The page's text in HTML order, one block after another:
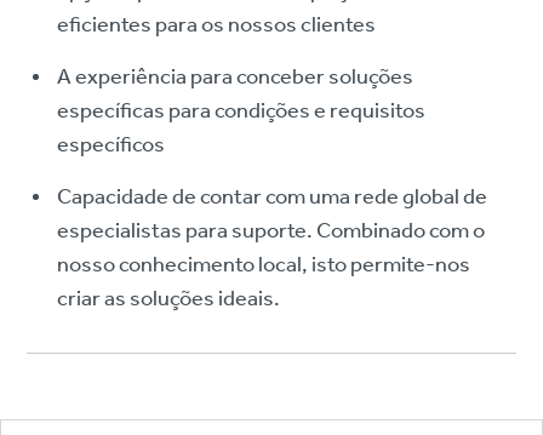
eficientes para os nossos clientes
A experiência para conceber soluções
específicas para condições e requisitos
específicos
Capacidade de contar com uma rede global de
especialistas para suporte. Combinado com o
nosso conhecimento local, isto permite-nos
criar as soluções ideais.